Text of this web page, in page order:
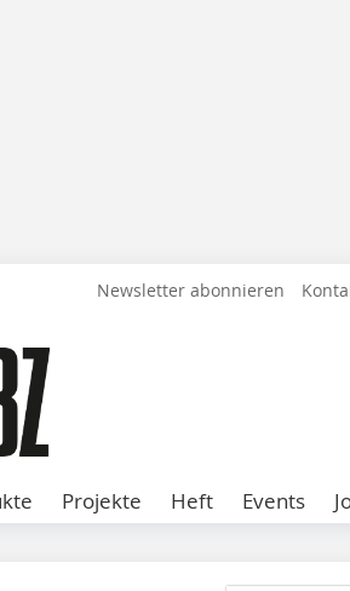
Newsletter abonnieren
Projekte Heft Events